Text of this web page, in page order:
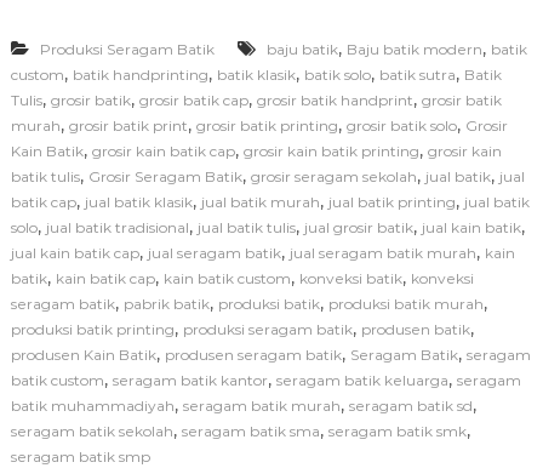
r
c
a
y
d
u
k
i
S
e
r
a
g
m
B
a
t
i
e
Produksi Seragam Batik baju batik, Baju batik modern, batik
custom, batik handprinting, batik klasik, batik solo, batik sutra, Batik
Tulis, grosir batik, grosir batik cap, grosir batik handprint, grosir batik
murah, grosir batik print, grosir batik printing, grosir batik solo, Grosir
Kain Batik, grosir kain batik cap, grosir kain batik printing, grosir kain
batik tulis, Grosir Seragam Batik, grosir seragam sekolah, jual batik, jual
batik cap, jual batik klasik, jual batik murah, jual batik printing, jual batik
solo, jual batik tradisional, jual batik tulis, jual grosir batik, jual kain batik,
jual kain batik cap, jual seragam batik, jual seragam batik murah, kain
batik, kain batik cap, kain batik custom, konveksi batik, konveksi
seragam batik, pabrik batik, produksi batik, produksi batik murah,
produksi batik printing, produksi seragam batik, produsen batik,
produsen Kain Batik, produsen seragam batik, Seragam Batik, seragam
batik custom, seragam batik kantor, seragam batik keluarga, seragam
batik muhammadiyah, seragam batik murah, seragam batik sd,
seragam batik sekolah, seragam batik sma, seragam batik smk,
seragam batik smp